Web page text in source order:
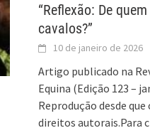
“Reflexão: De
cavalos?”
10 de janeiro de 2026
Artigo publicado na
Equina (Edição 123 –
Reprodução desde
direitos autorais.Para